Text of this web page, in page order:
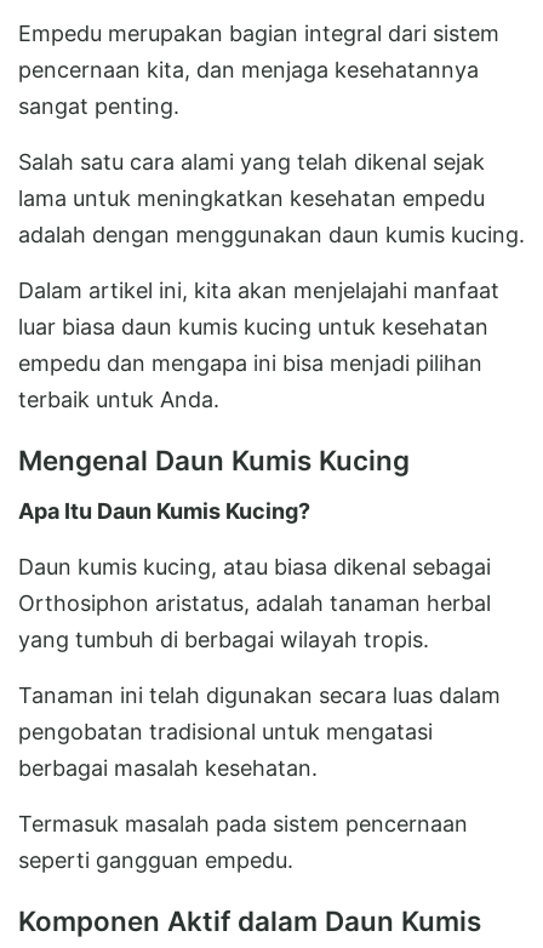
Empedu merupakan bagian integral dari sistem
pencernaan kita, dan menjaga kesehatannya
sangat penting.
Salah satu cara alami yang telah dikenal sejak
lama untuk meningkatkan kesehatan empedu
adalah dengan menggunakan daun kumis kucing.
Dalam artikel ini, kita akan menjelajahi manfaat
luar biasa daun kumis kucing untuk kesehatan
empedu dan mengapa ini bisa menjadi pilihan
terbaik untuk Anda.
Mengenal Daun Kumis Kucing
Apa Itu Daun Kumis Kucing?
Daun kumis kucing, atau biasa dikenal sebagai
Orthosiphon aristatus, adalah tanaman herbal
yang tumbuh di berbagai wilayah tropis.
Tanaman ini telah digunakan secara luas dalam
pengobatan tradisional untuk mengatasi
berbagai masalah kesehatan.
Termasuk masalah pada sistem pencernaan
seperti gangguan empedu.
Komponen Aktif dalam Daun Kumis